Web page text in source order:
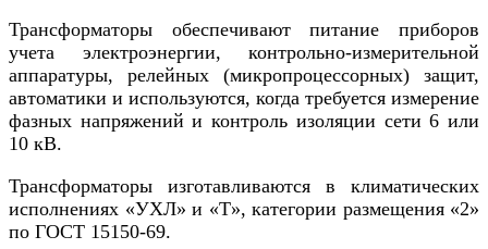
Трансформаторы обеспечивают питание приборов
учета электроэнергии, контрольно-измерительной
аппаратуры, релейных (микропроцессорных) защит,
автоматики и используются, когда требуется измерение
фазных напряжений и контроль изоляции сети 6 или
10 кВ.
Трансформаторы изготавливаются в климатических
исполнениях «УХЛ» и «Т», категории размещения «2»
по ГОСТ 15150-69.